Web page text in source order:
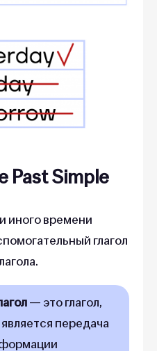
Past Simple
иного времени
глагол
— это глагол,
передача